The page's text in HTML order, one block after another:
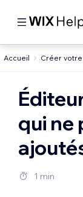
Accueil Créer
qui ne
1 min